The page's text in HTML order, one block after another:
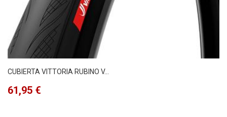
CUBIERTA VITTORIA RUBINO V...
Precio
61,95 €